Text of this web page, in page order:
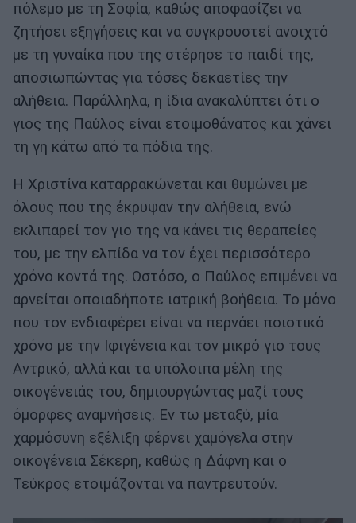
πόλεμο με τη Σοφία, καθώς αποφασίζει να
ζητήσει εξηγήσεις και να συγκρουστεί ανοιχτό
με τη γυναίκα που της στέρησε το παιδί της,
αποσιωπώντας για τόσες δεκαετίες την
αλήθεια. Παράλληλα, η ίδια ανακαλύπτει ότι ο
γιος της Παύλος είναι ετοιμοθάνατος και χάνει
τη γη κάτω από τα πόδια της.
Η Χριστίνα καταρρακώνεται και θυμώνει με
όλους που της έκρυψαν την αλήθεια, ενώ
εκλιπαρεί τον γιο της να κάνει τις θεραπείες
του, με την ελπίδα να τον έχει περισσότερο
χρόνο κοντά της. Ωστόσο, ο Παύλος επιμένει να
αρνείται οποιαδήποτε ιατρική βοήθεια. Το μόνο
που τον ενδιαφέρει είναι να περνάει ποιοτικό
χρόνο με την Ιφιγένεια και τον μικρό γιο τους
Αντρικό, αλλά και τα υπόλοιπα μέλη της
οικογένειάς του, δημιουργώντας μαζί τους
όμορφες αναμνήσεις. Εν τω μεταξύ, μία
χαρμόσυνη εξέλιξη φέρνει χαμόγελα στην
οικογένεια Σέκερη, καθώς η Δάφνη και ο
Τεύκρος ετοιμάζονται να παντρευτούν.